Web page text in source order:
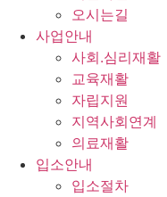
오시는길
사업안내
사회.심리재활
교육재활
자립지원
지역사회연계
의료재활
입소안내
입소절차